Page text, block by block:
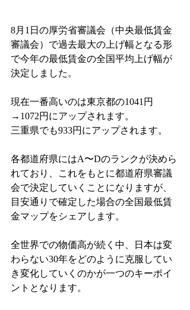
8月1日の厚労省審議会（中央最低賃金
審議会）で過去最大の上げ幅となる形
で今年の最低賃金の全国平均上げ幅が
決定しました。
現在一番高いのは東京都の1041円
→1072円にアップされます。
三重県でも933円にアップされます。
各都道府県にはA〜Dのランクが決めら
れており、これをもとに都道府県審議
会で決定していくことになりますが、
目安通りで確定した場合の全国最低賃
金マップをシェアします。
全世界での物価高が続く中、日本は変
わらない30年をどのように克服してい
き変化していくのかが一つのキーポイ
ントとなります。